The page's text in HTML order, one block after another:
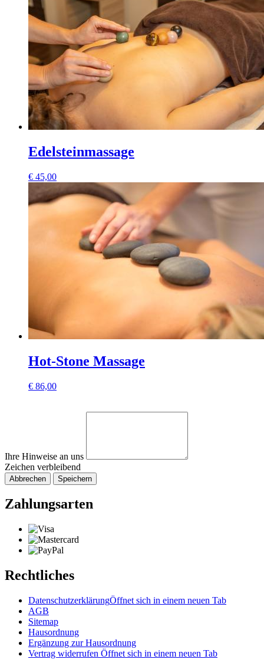
Edelsteinmassage
€ 45,00
Hot-Stone Massage
€ 86,00
Ihre Hinweise an uns
Zeichen verbleibend
Abbrechen Speichern
Zahlungsarten
Rechtliches
DatenschutzerklärungÖffnet sich in einem neuen Tab
AGB
Sitemap
Hausordnung
Ergänzung zur Hausordnung
Vertrag widerrufen Öffnet sich in einem neuen Tab